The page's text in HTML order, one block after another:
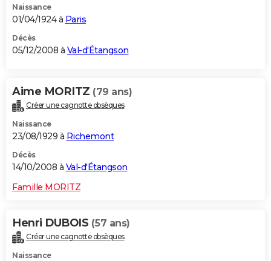
Naissance
01/04/1924 à Paris
Décès
05/12/2008 à Val-d'Étangson
Aime MORITZ (79 ans)
Créer une cagnotte obsèques
Naissance
23/08/1929 à Richemont
Décès
14/10/2008 à Val-d'Étangson
Famille MORITZ
Henri DUBOIS (57 ans)
Créer une cagnotte obsèques
Naissance